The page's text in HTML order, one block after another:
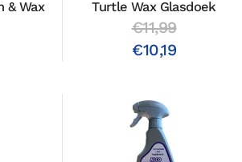
& Wax Turtle Wax Glasdoek
€11,99
€10,19